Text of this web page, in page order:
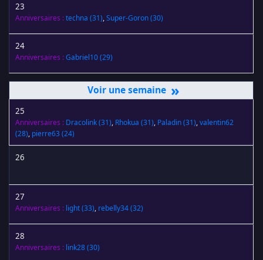
23
Anniversaires :techna (31),Super-Goron(30)
24
Anniversaires :Gabriel10(29)
»
25
Anniversaires : Dracolink(31), Rhokua (31), Paladin(31),valentin62
(28), pierre63(24)
26
27
Anniversaires : light(33), rebelly34(32)
28
Anniversaires : link28(30)